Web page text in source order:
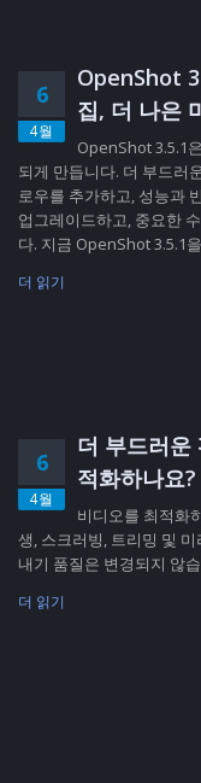
6
4월
OpenShot
집, 더 나은
OpenShot 3.5.1
되게 만듭니다. 더 부드러
로우를 추가하고, 성능과
업그레이드하고, 중요한
다. 지금 OpenShot 3.5.1
더 읽기
6
4월
더 부드러운
적화하나요?
비디오를 최적화
생, 스크러빙, 트리밍 및
내기 품질은 변경되지 않
더 읽기